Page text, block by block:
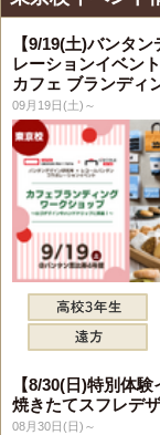
【9/19(土)バンタ
レーションイベント
カフェ ブランディ
09月19日(土)～
【8/30(日)特別体験
焼きたてスフレデ
08月30日(日)～